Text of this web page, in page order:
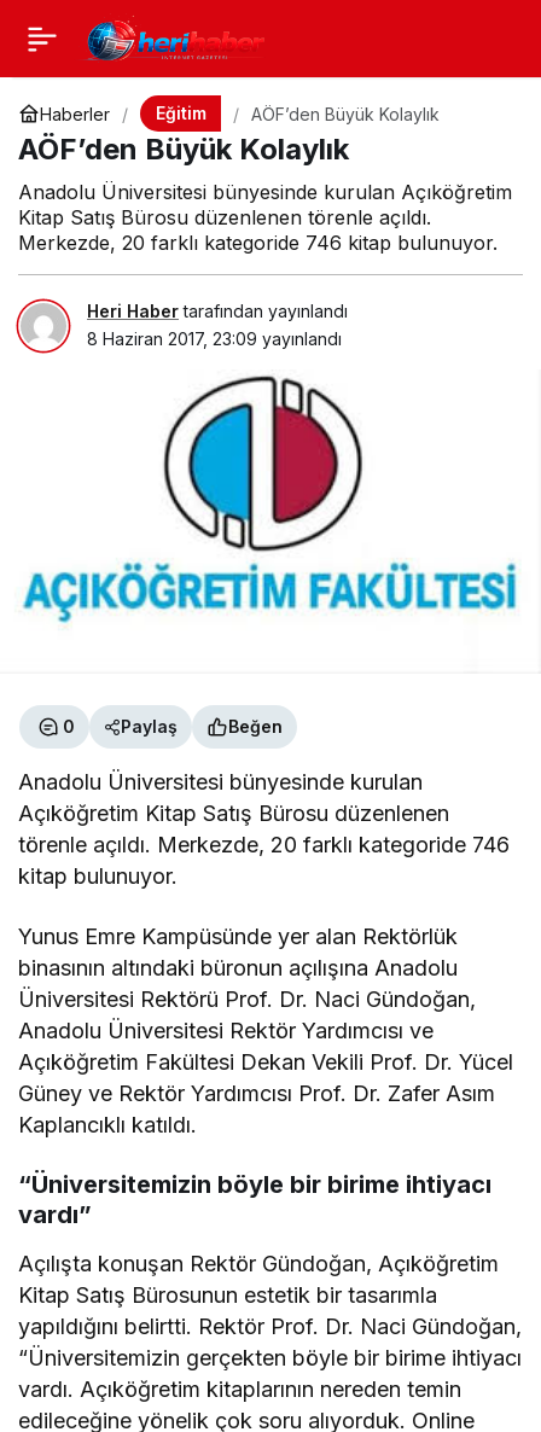
Haberler Eğitim AÖF’den Büyük Kolaylık
AÖF’den Büyük Kolaylık
Anadolu Üniversitesi bünyesinde kurulan Açıköğretim
Kitap Satış Bürosu düzenlenen törenle açıldı.
Merkezde, 20 farklı kategoride 746 kitap bulunuyor.
Heri Habertarafından yayınlandı
8 Haziran 2017, 23:09 yayınlandı
0 Paylaş Beğen
Anadolu Üniversitesi bünyesinde kurulan
Açıköğretim Kitap Satış Bürosu düzenlenen
törenle açıldı. Merkezde, 20 farklı kategoride 746
kitap bulunuyor.
Yunus Emre Kampüsünde yer alan Rektörlük
binasının altındaki büronun açılışına Anadolu
Üniversitesi Rektörü Prof. Dr. Naci Gündoğan,
Anadolu Üniversitesi Rektör Yardımcısı ve
Açıköğretim Fakültesi Dekan Vekili Prof. Dr. Yücel
Güney ve Rektör Yardımcısı Prof. Dr. Zafer Asım
Kaplancıklı katıldı.
“Üniversitemizin böyle bir birime ihtiyacı
vardı”
Açılışta konuşan Rektör Gündoğan, Açıköğretim
Kitap Satış Bürosunun estetik bir tasarımla
yapıldığını belirtti. Rektör Prof. Dr. Naci Gündoğan,
“Üniversitemizin gerçekten böyle bir birime ihtiyacı
vardı. Açıköğretim kitaplarının nereden temin
edileceğine yönelik çok soru alıyorduk. Online